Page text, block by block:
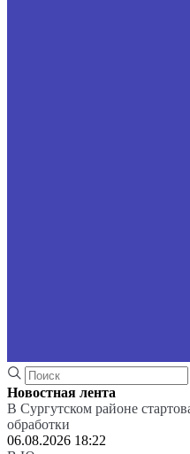
Новостная лента
В Сургутском районе
обработки
06.08.2026 18:22